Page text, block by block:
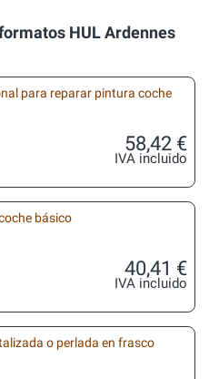
HUL Ardennes
para reparar pintura coche
58,42 €
IVA incluido
básico
40,41 €
IVA incluido
o perlada en frasco